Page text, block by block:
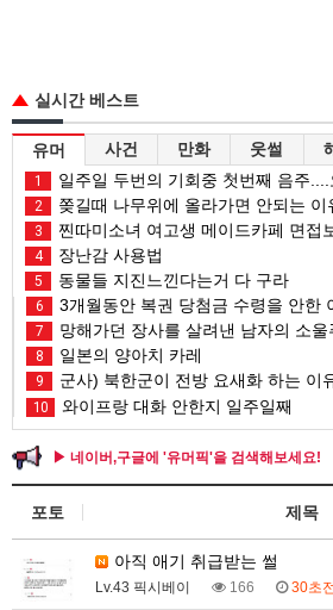
실시간 베스트
유머 사건 만화 웃썰
1 일주일 두번의 기회중 첫번째 음주
2 쫒길때 나무위에 올라가면 안되는 이
3 찐따미소녀 여고생 메이드카페 면접
4 장난감 사용법
5 동물들 지진느낀다는거 다 구라
6 3개월동안 복권 당첨금 수령을 안한
7 망해가던 장사를 살려낸 남자의 소울푸
8 일본의 양아치 카레
9 군사) 북한군이 전방 요새화 하는 이
10 와이프랑 대화 안한지 일주일째
▶ 네이버,구글에 '유머픽'을 검색해보세요!
포토 제목
아직 애기 취급받는 썰
Lv.43 픽시베이 166 30초